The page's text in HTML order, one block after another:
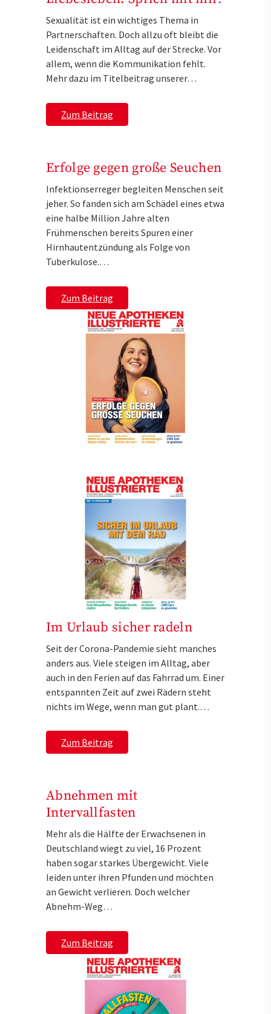
Sexualität ist ein wichtiges Thema in
Partnerschaften. Doch allzu oft bleibt die
Leidenschaft im Alltag auf der Strecke. Vor
allem, wenn die Kommunikation fehlt.
Mehr dazu im Titelbeitrag unserer…
Zum Beitrag
Erfolge gegen große Seuchen
Infektionserreger begleiten Menschen seit
jeher. So fanden sich am Schädel eines etwa
eine halbe Million Jahre alten
Frühmenschen bereits Spuren einer
Hirnhautentzündung als Folge von
Tuberkulose.…
Zum Beitrag
Im Urlaub sicher radeln
Seit der Corona-Pandemie sieht manches
anders aus. Viele steigen im Alltag, aber
auch in den Ferien auf das Fahrrad um. Einer
entspannten Zeit auf zwei Rädern steht
nichts im Wege, wenn man gut plant.…
Zum Beitrag
Abnehmen mit
Intervallfasten
Mehr als die Hälfte der Erwachsenen in
Deutschland wiegt zu viel, 16 Prozent
haben sogar starkes Übergewicht. Viele
leiden unter ihren Pfunden und möchten
an Gewicht verlieren. Doch welcher
Abnehm-Weg…
Zum Beitrag